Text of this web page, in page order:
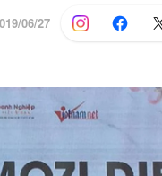
06/27